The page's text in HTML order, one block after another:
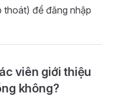
để đăng nhập
viên giới thiệu
không?